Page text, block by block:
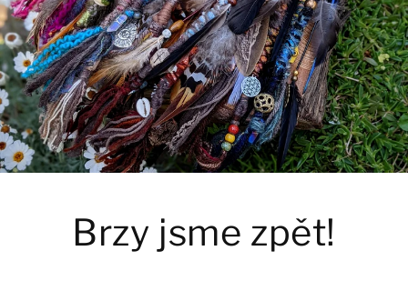
Brzy jsme zpět!